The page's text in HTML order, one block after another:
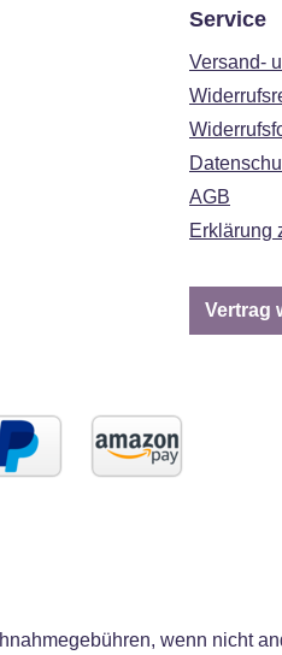
Service
Versand-
AGB
Erklärung
Vertrag
wenn nicht